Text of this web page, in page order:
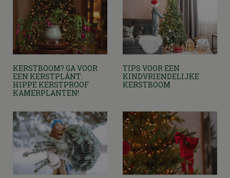
KERSTBOOM? GA VOOR
EEN KERSTPLÁNT:
HIPPE KERSTPROOF
KAMERPLANTEN!
TIPS VOOR EEN
KINDVRIENDELIJKE
KERSTBOOM